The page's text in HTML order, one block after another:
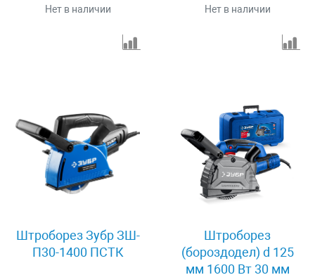
Нет в наличии Нет в наличии
Штроборез Зубр ЗШ-
П30-1400 ПСТК
Штроборез
(бороздодел) d 125
мм 1600 Вт 30 мм